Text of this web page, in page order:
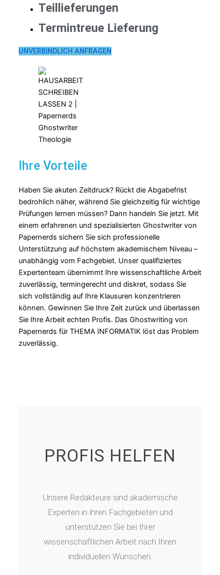
Teillieferungen
Termintreue Lieferung
UNVERBINDLICH ANFRAGEN
Ihre Vorteile
Haben Sie akuten Zeitdruck? Rückt die Abgabefrist
bedrohlich näher, während Sie gleichzeitig für wichtige
Prüfungen lernen müssen? Dann handeln Sie jetzt. Mit
einem erfahrenen und spezialisierten Ghostwriter von
Papernerds sichern Sie sich professionelle
Unterstützung auf höchstem akademischem Niveau –
unabhängig vom Fachgebiet. Unser qualifiziertes
Expertenteam übernimmt Ihre wissenschaftliche Arbeit
zuverlässig, termingerecht und diskret, sodass Sie
sich vollständig auf Ihre Klausuren konzentrieren
können. Gewinnen Sie Ihre Zeit zurück und überlassen
Sie Ihre Arbeit echten Profis. Das Ghostwriting von
Papernerds für THEMA INFORMATIK löst das Problem
zuverlässig.
PROFIS HELFEN
Unsere Redakteure sind akademische
Experten in ihren Fachgebieten und
unterstützen Sie bei Ihrer
wissenschaftlichen Arbeit nach Ihren
individuellen Wünschen.